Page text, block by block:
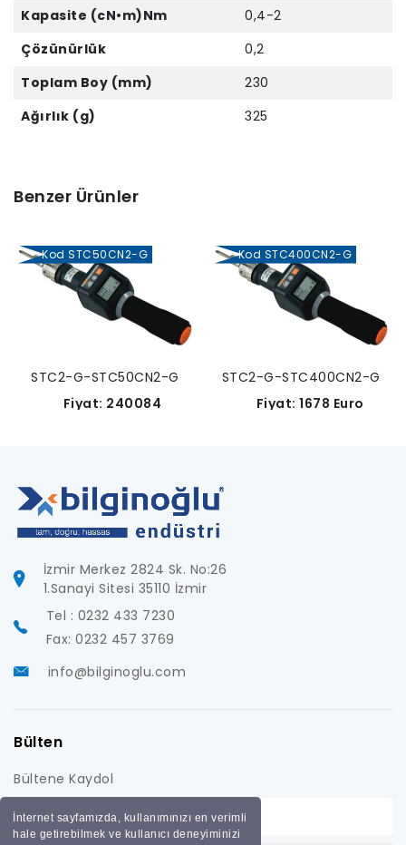
İnternet sayfamızda, kullanımınızı en verimli
hale getirebilmek ve kullanıcı deneyiminizi
Kapasite (cN•m)Nm
0,4-2
Çözünürlük
0,2
Toplam Boy (mm)
230
Ağırlık (g)
325
Benzer Ürünler
Kod STC50CN2-G
STC2-G-STC50CN2-G
Fiyat: 240084
Kod STC400CN2-G
STC2-G-STC400CN2-G
Fiyat: 1678 Euro
İzmir Merkez 2824 Sk. No:26
1.Sanayi Sitesi 35110 İzmir
Tel : 0232 433 7230
Fax: 0232 457 3769
info@bilginoglu.com
Bülten
Bültene Kaydol